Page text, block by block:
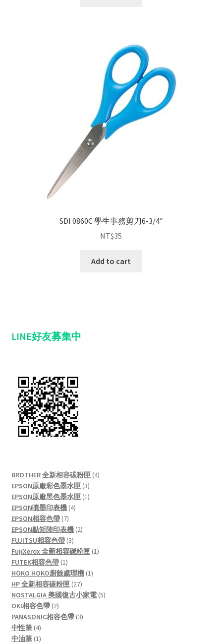
SDI 0860C 學生事務剪刀6-3/4″
NT$35
Add to cart
LINE好友募集中
BROTHER 全新相容碳粉匣 44
EPSON原廠彩色墨水匣 33
products
EPSON原廠黑色墨水匣 11
EPSON噴墨印表機 44
EPSON相容色帶 77
products
EPSON點矩陣印表機 22
FUJITSU相容色帶 33
products
FujiXerox 全新相容碳粉匣 11
FUTEK相容色帶 11
product
HOKO HOKO廚餘處理機 11
HP 全新相容碳粉匣 2727
products
NOSTALGIA 美國復古小家電 55
OKI相容色帶 22
products
PANASONIC相容色帶 33
中性筆 44
products
中油筆 11